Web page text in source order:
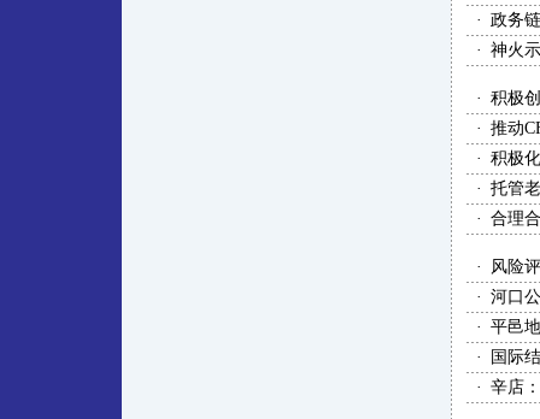
· 政务
· 神火
· 积极
· 推动
· 积极
· 托管
· 合理
·
风险
· 河口
· 平邑
·
国际
· 辛店